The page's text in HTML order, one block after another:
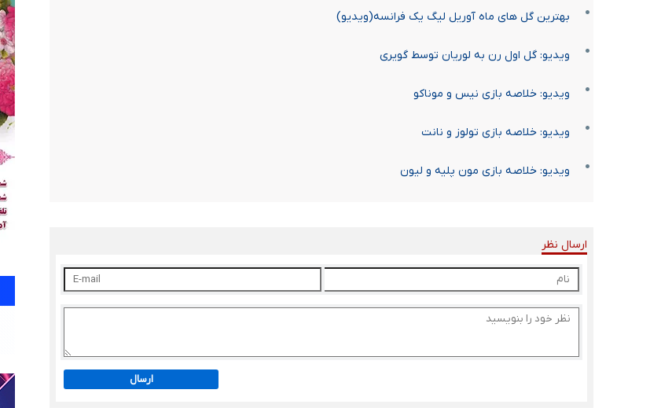
بهترین گل های ماه آوریل لیگ یک فرانسه(ویدیو)
ویدیو: گل اول رن به لوریان توسط گویری
ویدیو: خلاصه بازی نیس و موناکو
ویدیو: خلاصه بازی تولوز و نانت
ویدیو: خلاصه بازی مون پلیه و لیون
ارسال نظر
ارسال